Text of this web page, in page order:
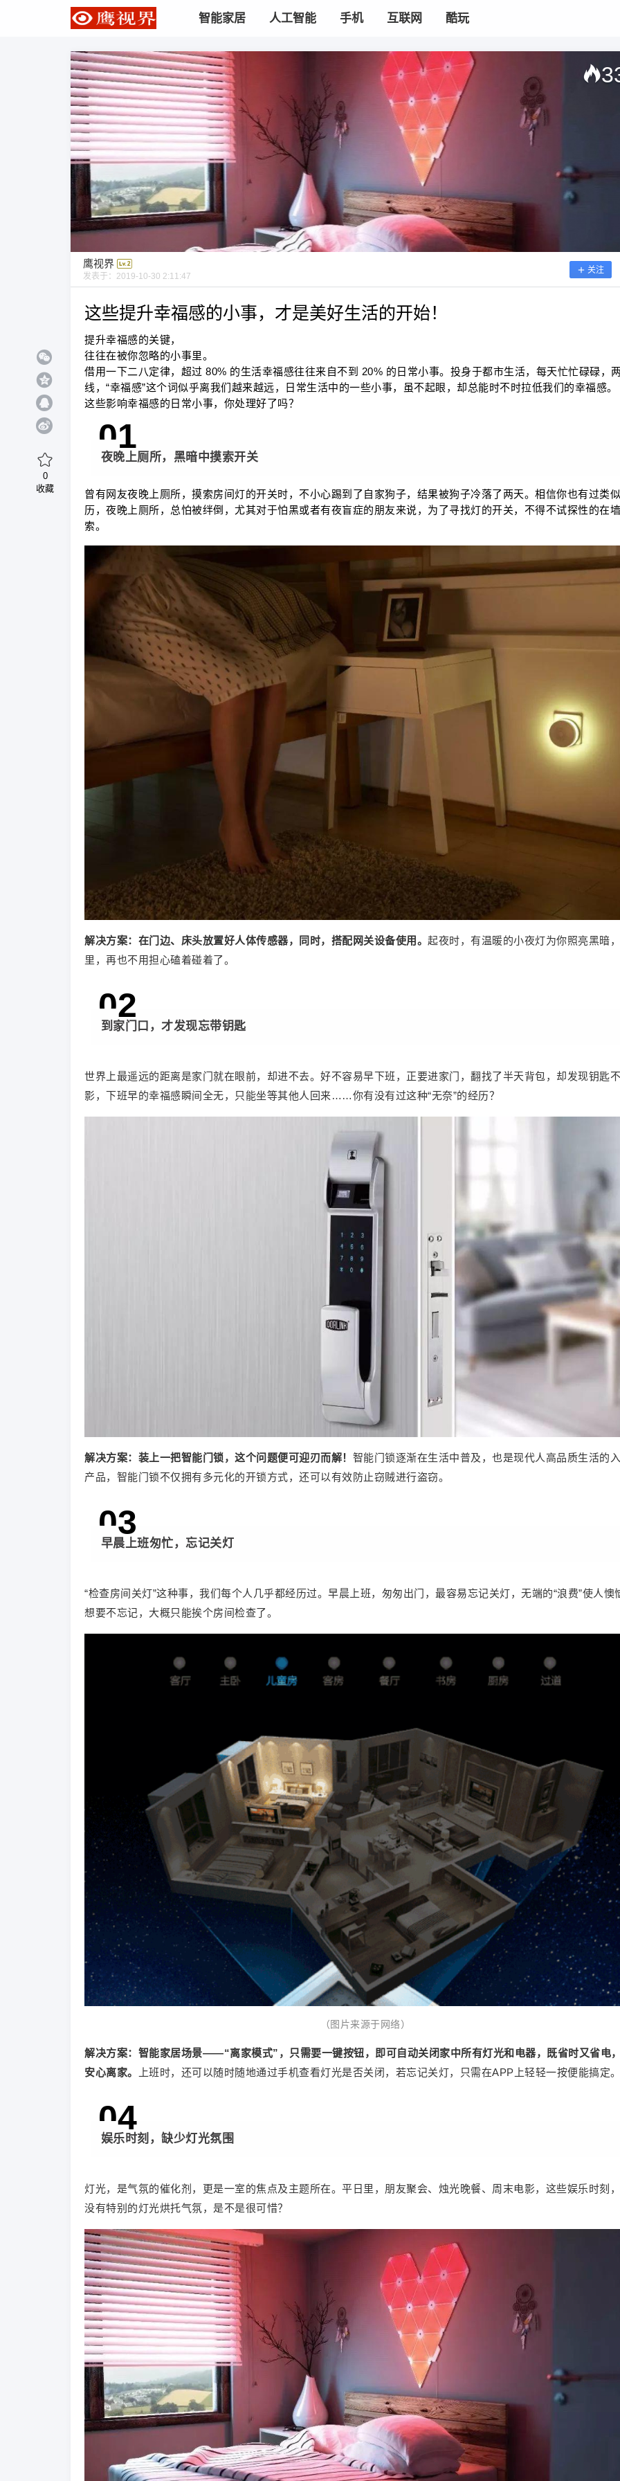
智能家居 人工智能 手机 互联网 酷玩
鹰视界
发表于： 2019-10-30 2:11:47
关注
这些提升幸福感的小事，才是美好生活的开始！
提升幸福感的关键，
往往在被你忽略的小事里。
借用一下二八定律，超过 80% 的生活幸福感往往来自不到 20% 的日常小事。投身于都市生活，每天忙忙碌碌，
线，“幸福感”这个词似乎离我们越来越远，日常生活中的一些小事，虽不起眼，却总能时不时拉低我们的幸福感。
这些影响幸福感的日常小事，你处理好了吗？
01
夜晚上厕所，黑暗中摸索开关
曾有网友夜晚上厕所，摸索房间灯的开关时，不小心踢到了自家狗子，结果被狗子冷落了两天。相信你也有过类
历，夜晚上厕所，总怕被绊倒，尤其对于怕黑或者有夜盲症的朋友来说，为了寻找灯的开关，不得不试探性的在
索。
解决方案： 在门边、床头放置好人体传感器，同时，搭配网关设备使用。 起夜时，有温暖的小夜灯为你照亮黑暗
里，再也不用担心磕着碰着了。
02
到家门口，才发现忘带钥匙
世界上最遥远的距离是家门就在眼前，却进不去。好不容易早下班，正要进家门，翻找了半天背包，却发现钥匙
影，下班早的幸福感瞬间全无，只能坐等其他人回来……你有没有过这种“无奈”的经历？
解决方案： 装上一把智能门锁，这个问题便可迎刃而解！ 智能门锁逐渐在生活中普及，也是现代人高品质生活的
产品，智能门锁不仅拥有多元化的开锁方式，还可以有效防止窃贼进行盗窃。
03
早晨上班匆忙，忘记关灯
“检查房间关灯”这种事，我们每个人几乎都经历过。早晨上班，匆匆出门，最容易忘记关灯，无端的“浪费”使人懊
想要不忘记，大概只能挨个房间检查了。
（图片来源于网络）
解决方案： 智能家居场景——“离家模式”，只需要一键按钮，即可自动关闭家中所有灯光和电器，既省时又省电
安心离家。
上班时，还可以随时随地通过手机查看灯光是否关闭，若忘记关灯，只需在APP上轻轻一按便能搞定
04
娱乐时刻，缺少灯光氛围
灯光，是气氛的催化剂，更是一室的焦点及主题所在。平日里，朋友聚会、烛光晚餐、周末电影，这些娱乐时刻
没有特别的灯光烘托气氛，是不是很可惜？
0
收藏
2019/10/30
借用一下二八定律，超过 80% 的生活幸福感往往
天忙忙碌碌，两点一线，“幸福感”这个词似乎离我
们越来越远，日常生活中的一些小事，虽不起
厕所，黑暗中摸索开关 曾有网友夜晚上厕所，摸
索房间灯的开关时，不小心踢到了自家狗子，结
果被狗子冷落了两天。相信你也有过类似经历，
夜晚上厕所，总怕被绊倒，尤其对于怕黑或者有
夜盲症的朋友来说，为了寻找灯的开关，不得不
试探性的在墙上摸索。 解决方案：在门边、床头
放置好人体传感器，同时，搭配网关设备使用。
起夜时，有温暖的小夜灯为你照亮黑暗，黑夜
里，再也不用担心磕着碰着了。 0 2 到家门口，
才发现忘带钥匙 世界上最遥远的距离是家门就在
眼前，却进不去。好不容易早下班，正要进家
门，翻找了半天背包，却发现钥匙不见踪影，下
班早的幸福感瞬间全无，只能坐等其他人回
来……你有没有过这种“无奈”的经历？ 解决方
案：装上一把智能门锁，这个问题便可迎刃而
解！智能门锁逐渐在生活中普及，也是现代人高
化的开锁方式，还可以有效防止窃贼进行盗窃。
0 3 早晨上班匆忙，忘记关灯 “检查房间关灯”这种
事，我们每个人几乎都经历过。早晨上班，匆匆
出门，最容易忘记关灯，无端的“浪费”使人懊恼。
闭，若忘记关灯，只需在APP上轻轻一按便能搞
里，朋友聚会、烛光晚餐、周末电影，这些娱乐
时刻，如果没有特别的灯光烘托气氛，是不是很
可惜？ 解决方案：家是温馨的，但并不是单调
的，Nanoleaf Light Panels 智能奇光板可以打造
多种灯光场景。灯光颜色可调，有 1670 万种颜
色供你选择，无论是营造派对气氛，还是约会氛
围，都能为你提供无限种可能。 提升幸福感，先
从生活中的小事开始吧！方正智家多款智能产
品，均能帮你提升生活幸福感，无需费心装修，
也能打造一个有温度的家，让你的生活过的有滋
有味，幸福感爆棚。 0 收藏
扫描二维码继续阅读
20 元
立刻支付